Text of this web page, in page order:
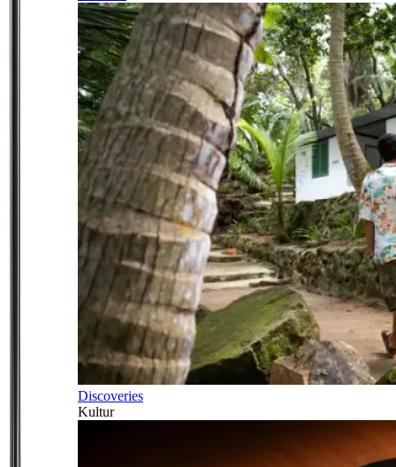
Discoveries
Kultur